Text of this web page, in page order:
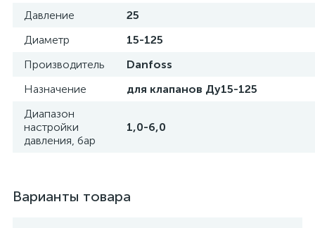
Давление
25
Диаметр
15-125
Производитель
Danfoss
Назначение
для клапанов Ду15-125
Диапазон
настройки
давления, бар
1,0-6,0
Варианты товара